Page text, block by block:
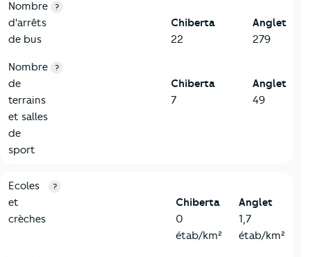
Nombre
d'arrêts
de bus
?
Chiberta
22
Anglet
279
Nombre
de
terrains
et salles
de
sport
?
Chiberta
7
Anglet
49
4-Education
Critères
Ecoles
et
crèches
?
Chiberta
0
étab/km²
Anglet
1,7
étab/km²